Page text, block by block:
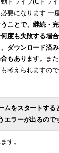
ドライブ(Cドラ
要になります 一
ことで、継続・
何度も失敗する場
ダウンロード済
もあります。
ま
考えられますの
ムをスタートする
エラーが出るので
す。